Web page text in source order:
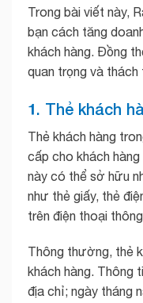
Trong bài viết này,
bạn cách tăng
khách hàng. Đồng
quan trọng và thách
1. Thẻ khách
Thẻ khách hàng
cấp cho khách
này có thể sở hữu
như thẻ giấy, thẻ
trên điện thoại thông
Thông thường, thẻ
khách hàng. Thông
địa chỉ; ngày tháng